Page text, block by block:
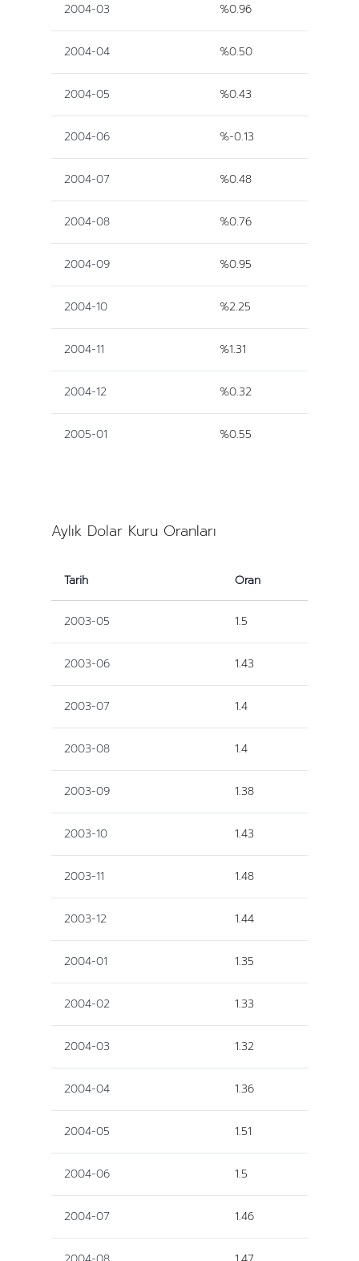
2004-03 %0.96
2004-04 %0.50
2004-05 %0.43
2004-06 %-0.13
2004-07 %0.48
2004-08 %0.76
2004-09 %0.95
2004-10 %2.25
2004-11 %1.31
2004-12 %0.32
2005-01 %0.55
Aylık Dolar Kuru Oranları
Tarih Oran
2003-05 1.5
2003-06 1.43
2003-07 1.4
2003-08 1.4
2003-09 1.38
2003-10 1.43
2003-11 1.48
2003-12 1.44
2004-01 1.35
2004-02 1.33
2004-03 1.32
2004-04 1.36
2004-05 1.51
2004-06 1.5
2004-07 1.46